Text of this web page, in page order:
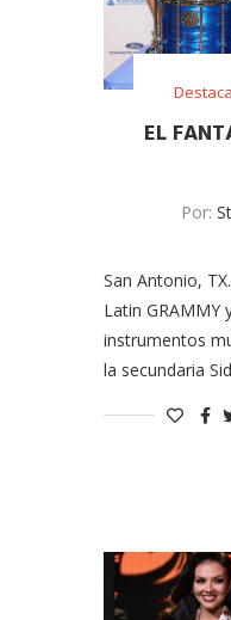
EL
Por:
San Antonio,
Latin GRAMMY
instrumentos
la secundaria